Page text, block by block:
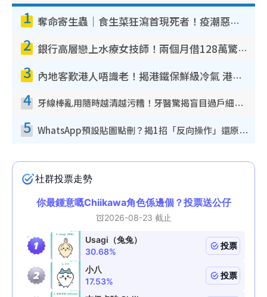
1 奪命寄生蟲｜食生菜狂瀉首現死者！疫潮惡化錄1.8萬宗病例 揭洗菜3大謬誤
2 銀行高層戀上水療女技師！兩個月借128萬驚覺「沉船」沉落火海 揭背後疑似邪教操控賣淫
3 內地客歎港人唔識老！揭港鐵保鮮級冷氣 港人求放過：咪投訴
4 牙線棒亂用隨時越清越污糟！牙醫驚揭盲目過戶細菌恐致蛀牙：呢種先係日常真保養
5 WhatsApp預設貼圖點刪？揭1招「反向操作」還原簡潔介面 附3步實測教學